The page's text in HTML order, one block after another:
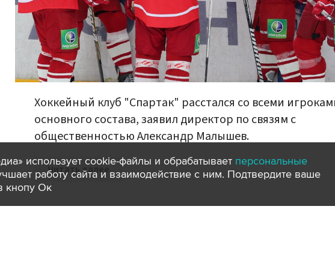
Хоккейный клуб "Спартак" расстался со всеми
основного состава, заявил директор по связям с
общественностью Александр Малышев.
Читать далее
использует cookie-файлы и обрабатывает персональные
работу сайта и взаимодействие с ним. Подтвердите ваше
кнопу Ок